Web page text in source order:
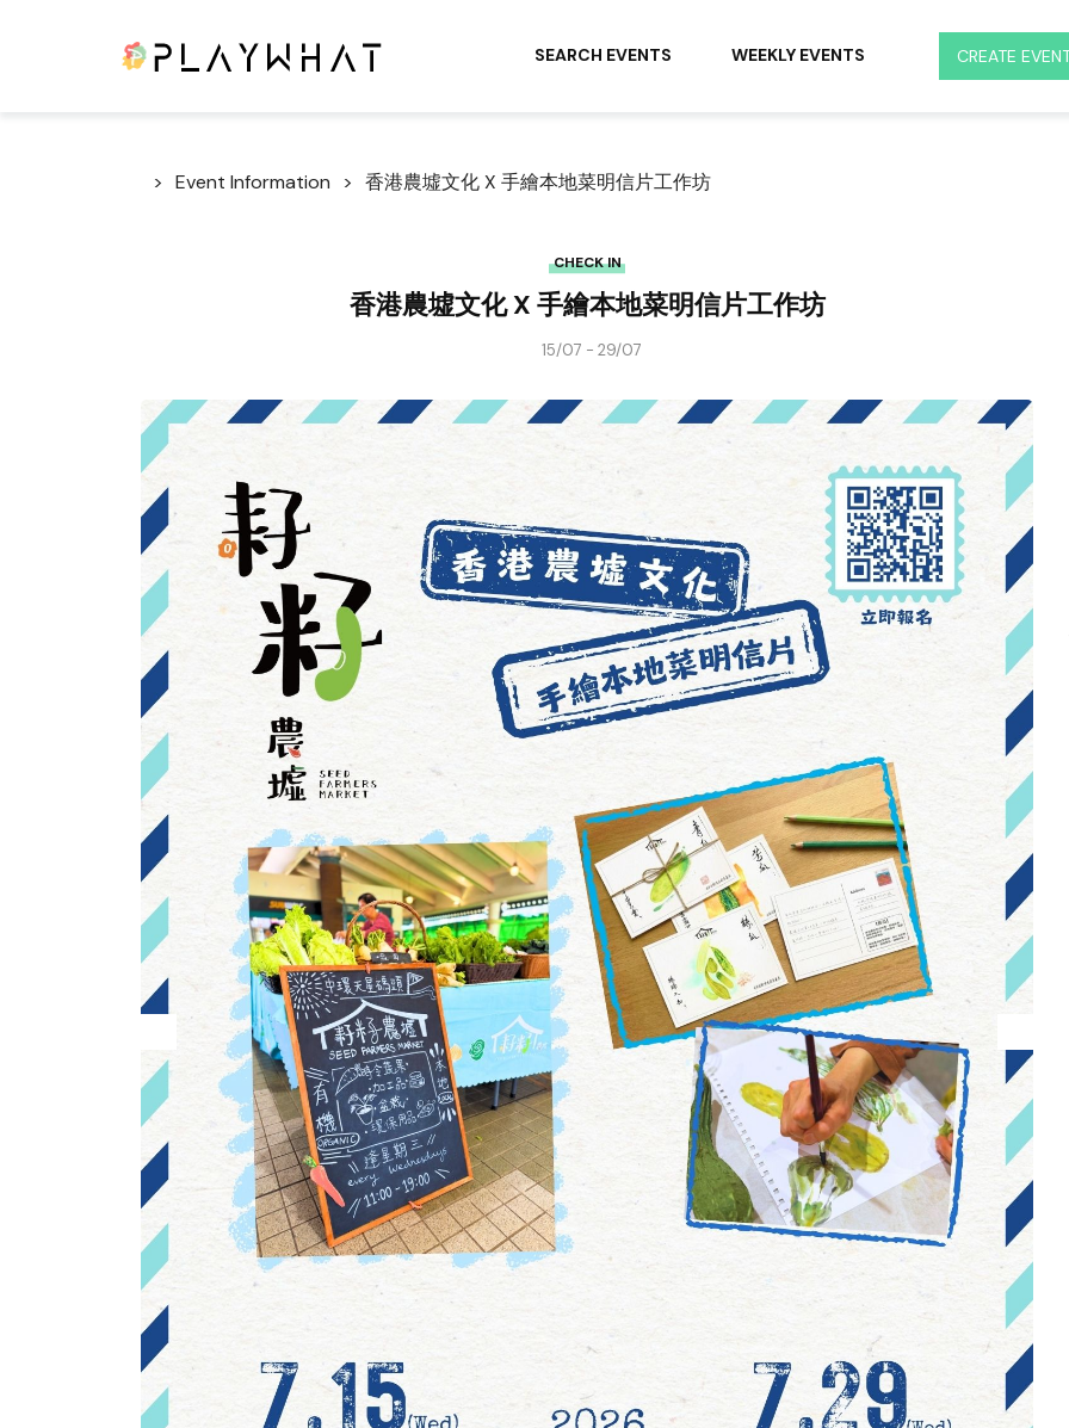
SEARCH EVENTS WEEKLY EVENTS CREATE
Event Information 香港農墟文化 X 手繪本地菜明信片工作坊
CHECK IN
香港農墟文化 X 手繪本地菜明信片工作坊
15/07 - 29/07